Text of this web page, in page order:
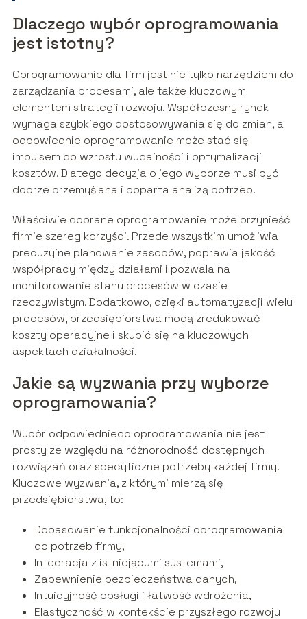
Dlaczego wybór oprogramowania
jest istotny?
Oprogramowanie dla firm jest nie tylko narzędziem do
zarządzania procesami, ale także kluczowym
elementem strategii rozwoju. Współczesny rynek
wymaga szybkiego dostosowywania się do zmian, a
odpowiednie oprogramowanie może stać się
impulsem do wzrostu wydajności i optymalizacji
kosztów. Dlatego decyzja o jego wyborze musi być
dobrze przemyślana i poparta analizą potrzeb.
Właściwie dobrane oprogramowanie może przynieść
firmie szereg korzyści. Przede wszystkim umożliwia
precyzyjne planowanie zasobów, poprawia jakość
współpracy między działami i pozwala na
monitorowanie stanu procesów w czasie
rzeczywistym. Dodatkowo, dzięki automatyzacji wielu
procesów, przedsiębiorstwa mogą zredukować
koszty operacyjne i skupić się na kluczowych
aspektach działalności.
Jakie są wyzwania przy wyborze
oprogramowania?
Wybór odpowiedniego oprogramowania nie jest
prosty ze względu na różnorodność dostępnych
rozwiązań oraz specyficzne potrzeby każdej firmy.
Kluczowe wyzwania, z którymi mierzą się
przedsiębiorstwa, to:
Dopasowanie funkcjonalności oprogramowania
do potrzeb firmy,
Integracja z istniejącymi systemami,
Zapewnienie bezpieczeństwa danych,
Intuicyjność obsługi i łatwość wdrożenia,
Elastyczność w kontekście przyszłego rozwoju